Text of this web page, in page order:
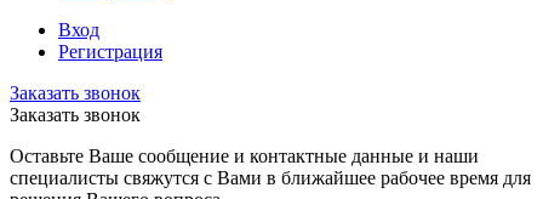
Вход
Регистрация
Заказать звонок
Заказать звонок
Оставьте Ваше сообщение и контактные данные и наши
специалисты свяжутся с Вами в ближайшее рабочее время для